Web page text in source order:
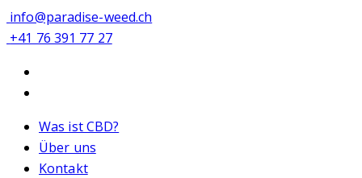
info@paradise-weed.ch
+41 76 391 77 27
Was ist CBD?
Über uns
Kontakt